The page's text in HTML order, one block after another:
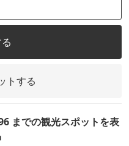
トする
までの観光スポットを表